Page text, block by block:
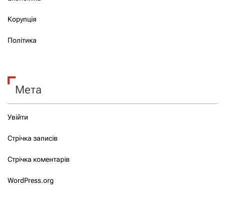
Корупція
Політика
Мета
Увійти
Стрічка записів
Стрічка коментарів
WordPress.org